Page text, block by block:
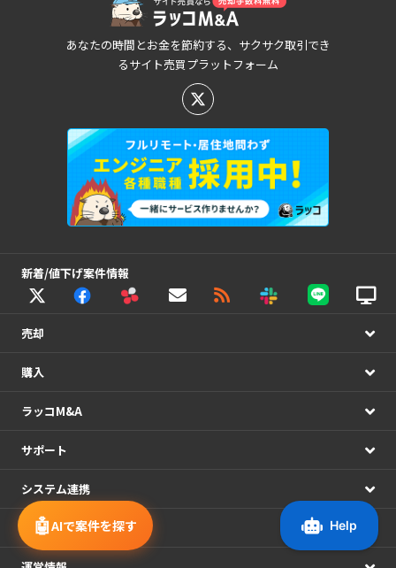
🤖AIで案件を探す
あなたの時間とお金を節約する、サクサク取引でき
るサイト売買プラットフォーム
新着/値下げ案件情報
売却
購入
ラッコM&A
サポート
システム連携
アカウント